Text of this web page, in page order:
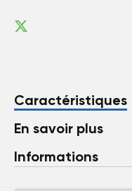
Caractéristiques
En savoir plus
Informations